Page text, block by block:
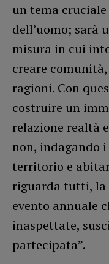
un tema
dell’uomo; sarà
misura in cui
creare
ragioni. Con
costruire un
relazione realtà
non, indagando
territorio e
riguarda tutti, la
evento annuale
inaspettate,
partecipata”.